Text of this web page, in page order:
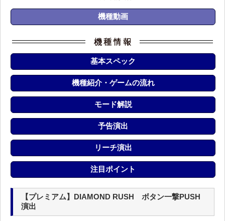
機種動画
基本スペック
機種紹介・ゲームの流れ
モード解説
予告演出
リーチ演出
注目ポイント
【プレミアム】DIAMOND RUSH ボタン一撃PUSH
演出